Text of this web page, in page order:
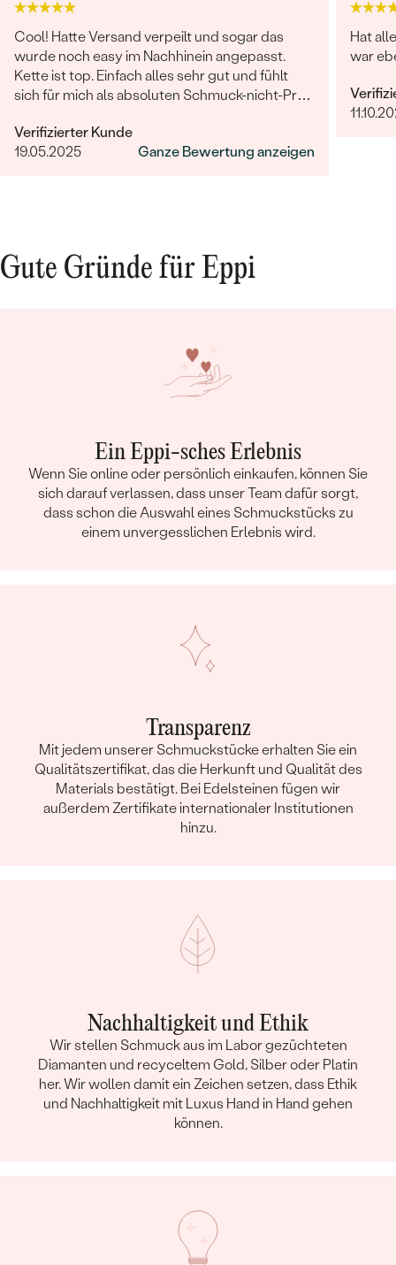
Cool! Hatte Versand verpeilt und sogar das
wurde noch easy im Nachhinein angepasst.
Kette ist top. Einfach alles sehr gut und fühlt
sich für mich als absoluten Schmuck-nicht-Profi
Verifizierter Kunde
19.05.2025
Ganze Bewertung anzeigen
Hat
war
Gute Gründe für Eppi
Ein Eppi-sches Erlebnis
Wenn Sie online oder persönlich einkaufen, können Sie
sich darauf verlassen, dass unser Team dafür sorgt,
dass schon die Auswahl eines Schmuckstücks zu
einem unvergesslichen Erlebnis wird.
Transparenz
Mit jedem unserer Schmuckstücke erhalten Sie ein
Qualitätszertifikat, das die Herkunft und Qualität des
Materials bestätigt. Bei Edelsteinen fügen wir
außerdem Zertifikate internationaler Institutionen
hinzu.
Nachhaltigkeit und Ethik
Wir stellen Schmuck aus im Labor gezüchteten
Diamanten und recyceltem Gold, Silber oder Platin
her. Wir wollen damit ein Zeichen setzen, dass Ethik
und Nachhaltigkeit mit Luxus Hand in Hand gehen
können.